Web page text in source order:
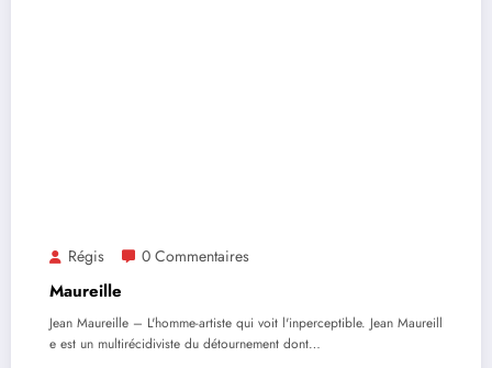
Régis 0 Commentaires
Maureille
Jean Maureille – L'homme-artiste qui voit l'inperceptible. Jean Maureill
e est un multirécidiviste du détournement dont…